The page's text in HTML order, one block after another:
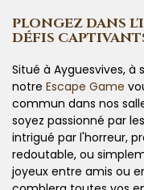
PLONGEZ DANS
DÉFIS
Situé à Ayguesvives, à
notre Escape Game
commun dans nos
soyez passionné par
intrigué par l'horreur,
redoutable, ou
joyeux entre amis ou